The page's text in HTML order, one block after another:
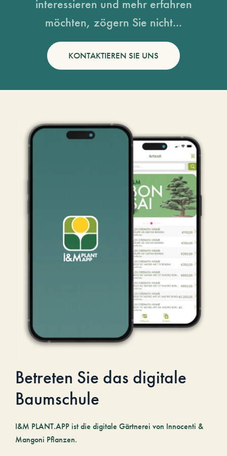
interessieren und mehr erfahren
möchten, zögern Sie nicht...
KONTAKTIEREN SIE UNS
Betreten Sie das digitale
Baumschule
I&M PLANT.APP ist die digitale Gärtnerei von Innocenti &
Mangoni Pflanzen.